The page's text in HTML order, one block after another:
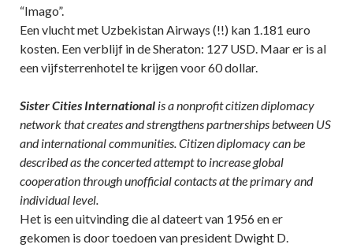
“Imago”.
Een vlucht met Uzbekistan Airways (!!) kan 1.181 euro
kosten. Een verblijf in de Sheraton: 127 USD. Maar er is al
een vijfsterrenhotel te krijgen voor 60 dollar.
Sister Cities International is a nonprofit citizen diplomacy
network that creates and strengthens partnerships between US
and international communities. Citizen diplomacy can be
described as the concerted attempt to increase global
cooperation through unofficial contacts at the primary and
individual level.
Het is een uitvinding die al dateert van 1956 en er
gekomen is door toedoen van president Dwight D.